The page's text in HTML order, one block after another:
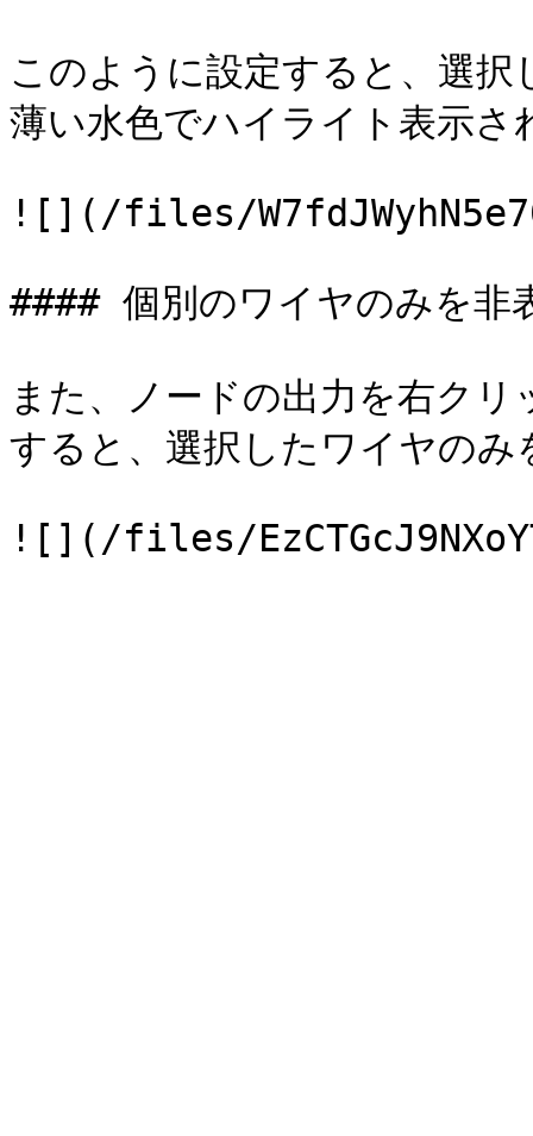
このように設定すると、選
薄い水色でハイライト表示さ
![](/files/
#### 個別のワイヤのみを非
また、ノードの出力を右ク
すると、選択したワイヤの